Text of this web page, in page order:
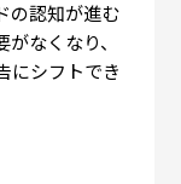
の認知が進む
なくなり、
にシフトでき